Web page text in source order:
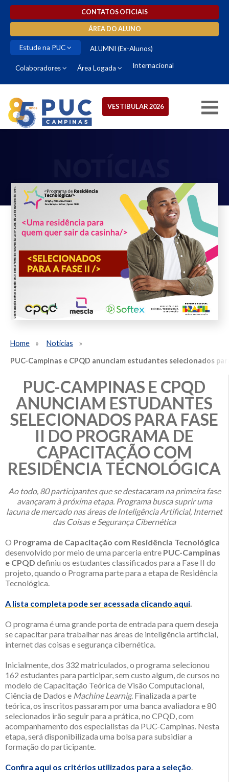
CONTATOS OFICIAIS
ÁREA DO ALUNO
Estude na PUC ALUMNI (Ex-Alunos)
Colaboradores Área Logada Internacional
VESTIBULAR 2026
Home
Notícias
PUC-Campinas e CPQD anunciam estudantes selecionados
PUC-CAMPINAS E CPQD
ANUNCIAM ESTUDANTES
SELECIONADOS PARA FASE
II DO PROGRAMA DE
CAPACITAÇÃO COM
RESIDÊNCIA TECNOLÓGICA
Ao todo, 80 participantes que se destacaram na primeira fase
avançaram à próxima etapa. Programa busca suprir uma
lacuna de mercado nas áreas de Inteligência Artificial, Internet
das Coisas e Segurança Cibernética
O Programa de Capacitação com Residência Tecnológica
desenvolvido por meio de uma parceria entre PUC-Campinas
e CPQD definiu os estudantes classificados para a Fase II do
projeto, quando o Programa parte para a etapa de Residência
Tecnológica.
A lista completa pode ser acessada clicando aqui.
O programa é uma grande porta de entrada para quem deseja
se capacitar para trabalhar nas áreas de inteligência artificial,
internet das coisas e segurança cibernética.
Inicialmente, dos 332 matriculados, o programa selecionou
162 estudantes para participar, sem custo algum, de cursos no
modelo de Capacitação Teórica de Visão Computacional,
Ciência de Dados e Machine Learnig. Finalizada a parte
teórica, os inscritos passaram por uma banca avaliadora e 80
selecionados irão seguir para a prática, no CPQD, com
acompanhamento dos especialistas da PUC-Campinas. Nesta
etapa, será disponibilizada uma bolsa para subsidiar a
formação do participante.
Confira aqui os critérios utilizados para a seleção.